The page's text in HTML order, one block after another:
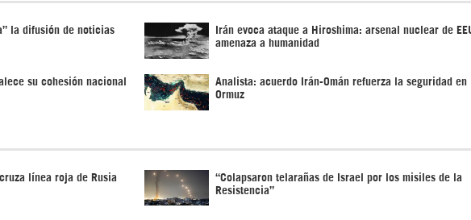
la difusión de noticias Irán evoca ataque a Hiroshima: arsenal nuclear de
amenaza a humanidad
su cohesión nacional Analista: acuerdo Irán-Omán refuerza la seguridad en
Ormuz
línea roja de Rusia “Colapsaron telarañas de Israel por los misiles de la
Resistencia”